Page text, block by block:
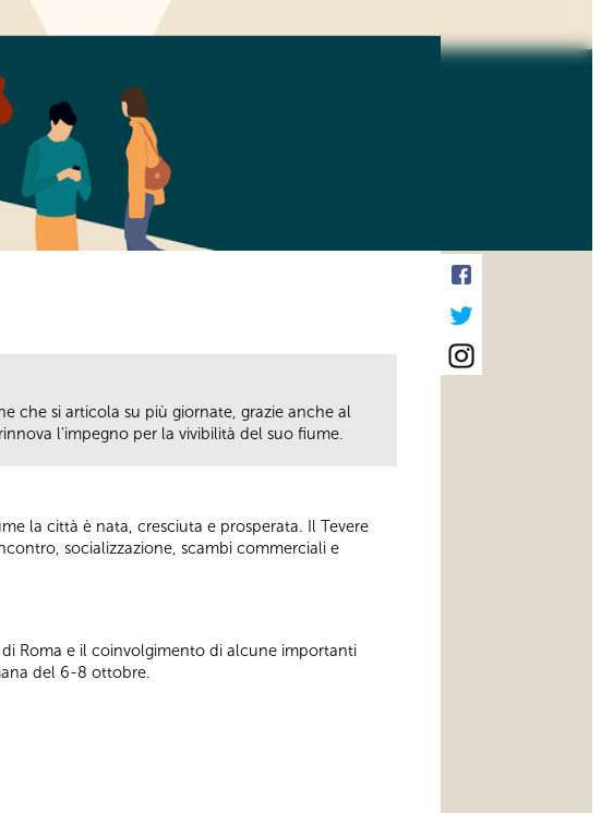
che si articola su più giornate, grazie anche al
l’impegno per la vivibilità del suo fiume.
la città è nata, cresciuta e prosperata. Il Tevere
socializzazione, scambi commerciali e
Roma e il coinvolgimento di alcune importanti
del 6-8 ottobre.